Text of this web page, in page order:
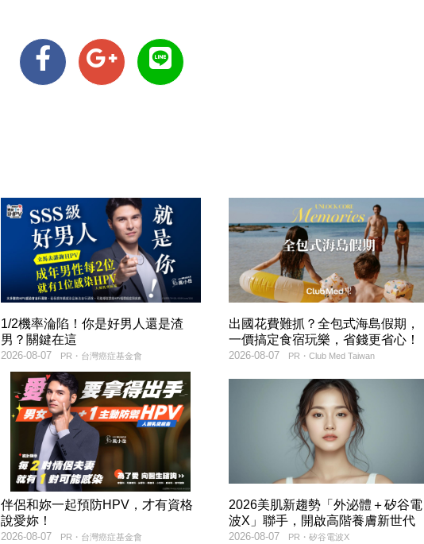
1/2機率淪陷！你是好男人還是渣
男？關鍵在這
PR・台灣癌症基金會
2026-08-07
出國花費難抓？全包式海島假期，
一價搞定食宿玩樂，省錢更省心！
PR・Club Med Taiwan
2026-08-07
伴侶和妳一起預防HPV，才有資格
說愛妳！
PR・台灣癌症基金會
2026-08-07
2026美肌新趨勢「外泌體＋矽谷電
波X」聯手，開啟高階養膚新世代
PR・矽谷電波X
2026-08-07